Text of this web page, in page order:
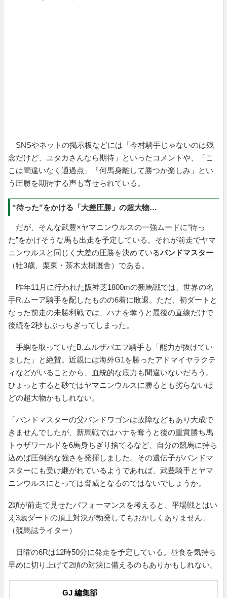
SNSやネットの掲示板などには「今村騎手じゃないのは残
念だけど、ユタカさんなら期待」といったコメントや、「こ
こは間違いなく通過点」「何馬身離して勝つか楽しみ」とい
う圧勝を期待する声も寄せられている。
“待った”をかける「大差圧勝」の超大物…
だが、そんな武豊×ヤマニンウルスの一強ムードに“待っ
た”をかけそうな馬も出走を予定している。それが前走でヤマ
ニンウルスと同じく大差の圧勝を決めているバンドマスター
（牡3歳、栗東・茶木太樹厩舎）である。
昨年11月に行われた阪神芝1800mの新馬戦では、世界の名
手R.ムーア騎手を配したものの6着に敗退。ただ、初ダートと
なった前走の未勝利戦では、ハナを奪うと最後の直線だけで
後続を2秒もぶっちぎってしまった。
手綱を取っていたB.ムルザバエフ騎手も「能力が抜けてい
ました」と絶賛。近親には海外G1を勝ったアドマイヤラクテ
ィなどがいることから、血統的な底力も間違いないだろう。
ひょっとすると砂ではヤマニンウルスに勝るとも劣らないほ
どの超大物かもしれない。
「バンドマスターの父バンドワゴンは故障などもあり大成で
きませんでしたが、新馬戦ではハナを奪うと後の重賞勝ち馬
トゥザワールドを6馬身ちぎり捨てるなど、自分の競馬に持ち
込めば圧倒的な強さを発揮しました。その遺伝子がバンドマ
スターにも受け継がれているようであれば、武豊騎手とヤマ
ニンウルスにとっては脅威となるのではないでしょうか。
2頭が前走で見せたパフォーマンスを考えると、平場戦とはい
え3歳ダートの頂上対決が勃発してもおかしくありません」
（競馬誌ライター）
日曜の6Rは12時50分に発走を予定している。昼食を気持ち
早めに切り上げて2頭の対決に備えるのもありかもしれない。
GJ 編集部